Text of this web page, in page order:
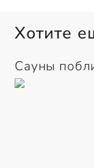
Хотите
Сауны